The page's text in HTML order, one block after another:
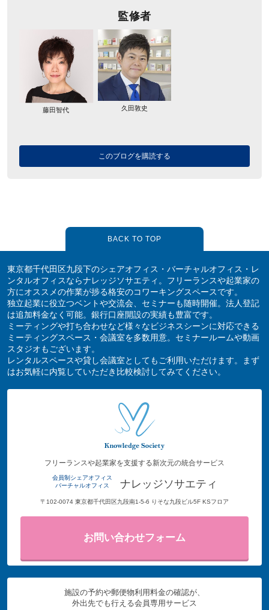
監修者
藤田智代 久田敦史
このブログを購読する
BACK TO TOP
東京都千代田区九段下のシェアオフィス・バーチャルオフィス・レ
ンタルオフィスならナレッジソサエティ。フリーランスや起業家の
方にオススメの作業が捗る格安のコワーキングスペースです。
独立起業に役立つベントや交流会、セミナーも随時開催。法人登記
は追加料金なく可能。銀行口座開設の実績も豊富です。
ミーティングや打ち合わせなど様々なビジネスシーンに対応できる
ミーティングスペース・会議室を多数用意。セミナールームや動画
スタジオもございます。
レンタルスペースや貸し会議室としてもご利用いただけます。まず
はお気軽に内覧していただき比較検討してみてください。
フリーランスや起業家を支援する新次元の統合サービス
会員制シェアオフィス
バーチャルオフィス
ナレッジソサエティ
〒102-0074 東京都千代田区九段南1-5-6 りそな九段ビル5F KSフロア
お問い合わせフォーム
施設の予約や郵便物利用料金の確認が、
外出先でも行える会員専用サービス